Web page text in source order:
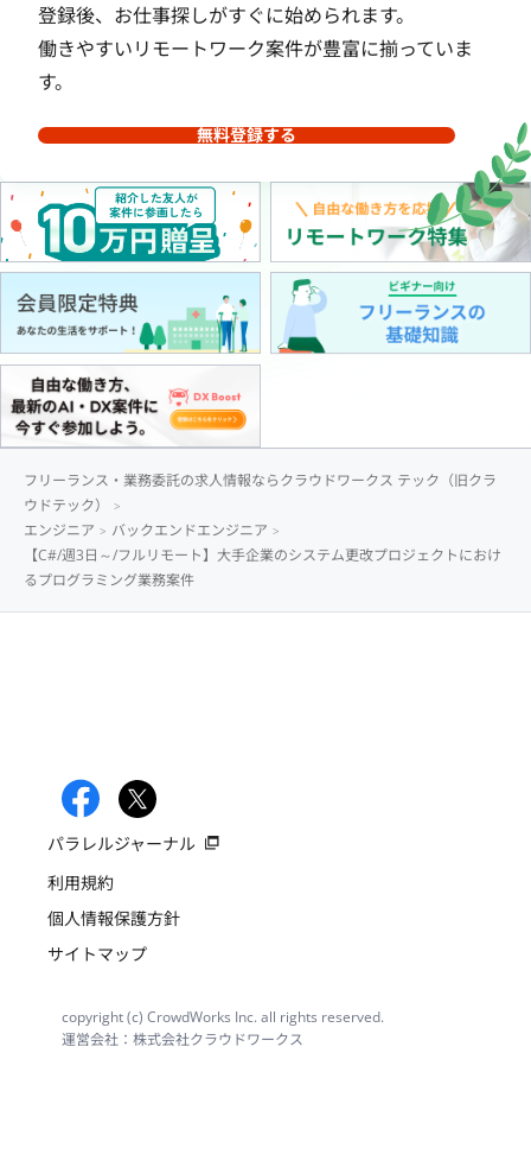
登録後、お仕事探しがすぐに始められます。
働きやすいリモートワーク案件が豊富に揃っていま
す。
無料登録する
フリーランス・業務委託の求人情報ならクラウドワークス テック（旧クラ
ウドテック）
エンジニア
バックエンドエンジニア
【C#/週3日～/フルリモート】大手企業のシステム更改プロジェクトにおけ
るプログラミング業務案件
パラレルジャーナル
利用規約
個人情報保護方針
サイトマップ
copyright (c) CrowdWorks Inc. all rights reserved.
運営会社：株式会社クラウドワークス